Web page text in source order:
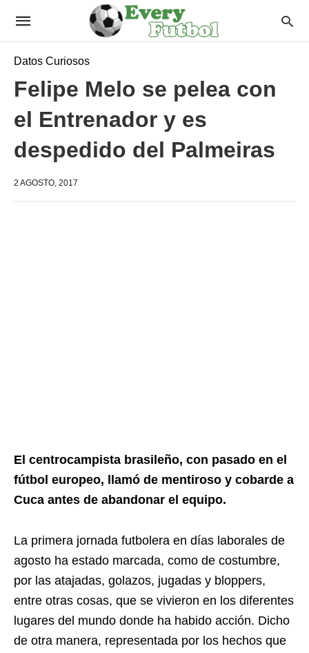
Datos Curiosos
Felipe Melo se pelea con
el Entrenador y es
despedido del Palmeiras
2 AGOSTO, 2017
El centrocampista brasileño, con pasado en el
fútbol europeo, llamó de mentiroso y cobarde a
Cuca antes de abandonar el equipo.
La primera jornada futbolera en días laborales de
agosto ha estado marcada, como de costumbre,
por las atajadas, golazos, jugadas y bloppers,
entre otras cosas, que se vivieron en los diferentes
lugares del mundo donde ha habido acción. Dicho
de otra manera, representada por los hechos que